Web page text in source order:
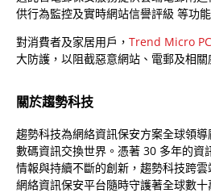
供行為監控及實時網站信譽評級 等功
對消費者及家居用戶， Trend Micro
大防護，以阻截惡意網站、電郵及相
關於趨勢科技
趨勢科技為網絡資訊保安方案全球領
數碼資訊交換世界。憑著 30 多年的資
情報與持續不斷的創新，趨勢科技跨
網絡資訊保安平台隨時守護著全球數